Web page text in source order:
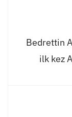
Bedrettin
ilk kez